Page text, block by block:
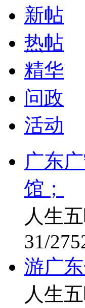
新帖
热帖
精华
问政
活动
广东
馆；
人生
31/
游广
人生